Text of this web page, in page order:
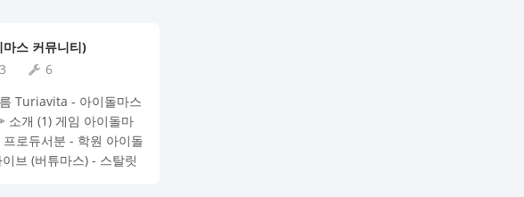
스 커뮤니티)
6
Turiavita - 아이돌마스
소개 (1) 게임 아이돌마
로듀서분 - 학원 아이돌
브 (버튜마스) - 스탈릿